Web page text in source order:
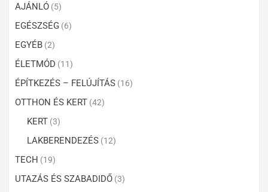
AJÁNLÓ (5)
EGÉSZSÉG (6)
EGYÉB (2)
ÉLETMÓD (11)
ÉPÍTKEZÉS – FELÚJÍTÁS (16)
OTTHON ÉS KERT (42)
KERT (3)
LAKBERENDEZÉS (12)
TECH (19)
UTAZÁS ÉS SZABADIDŐ (3)